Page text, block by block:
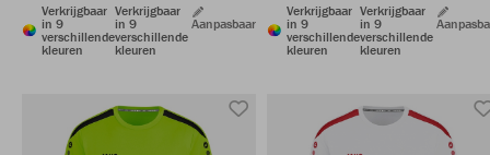
Verkrijgbaar
in 9
verschillende
kleuren
Verkrijgbaar
in 9
verschillende
kleuren
Aanpasbaar
Verkrijgbaar
in 9
verschillende
kleuren
Verkrijgbaar
in 9
verschillende
kleuren